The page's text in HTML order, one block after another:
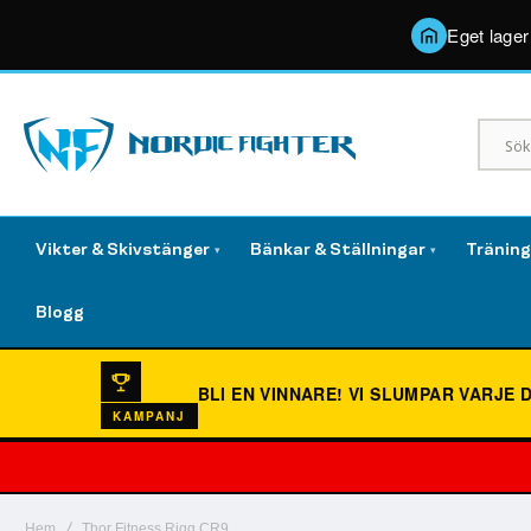
Eget
Vikter & Skivstänger ▾ Bänkar & Ställningar ▾
Blogg
KAMPANJ
BLI EN VINNARE!VI SLUMPAR VARJE